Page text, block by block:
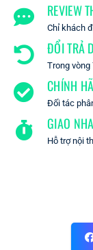
REVIEW
Chỉ khách
ĐỔI TRẢ
Trong vòng
CHÍNH
Đối tác
GIAO
Hỗ trợ nội